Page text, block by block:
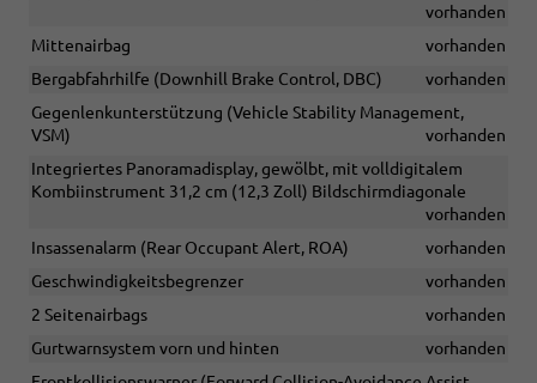
vorhanden
Mittenairbag
vorhanden
Bergabfahrhilfe (Downhill Brake Control, DBC)
vorhanden
Gegenlenkunterstützung (Vehicle Stability Management,
VSM)
vorhanden
Integriertes Panoramadisplay, gewölbt, mit volldigitalem
Kombiinstrument 31,2 cm (12,3 Zoll) Bildschirmdiagonale
vorhanden
Insassenalarm (Rear Occupant Alert, ROA)
vorhanden
Geschwindigkeitsbegrenzer
vorhanden
2 Seitenairbags
vorhanden
Gurtwarnsystem vorn und hinten
vorhanden